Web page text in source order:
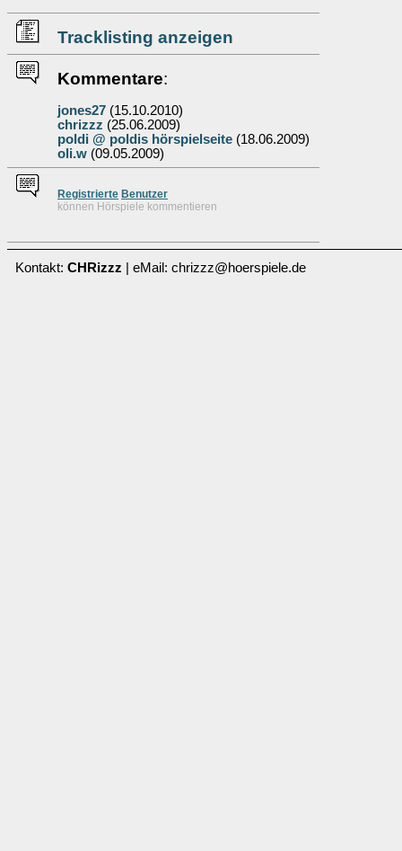
Tracklisting anzeigen
Kommentare:
jones27 (15.10.2010)
chrizzz (25.06.2009)
poldi @ poldis hörspielseite (18.06.2009)
oli.w (09.05.2009)
Registrierte Benutzer
können Hörspiele kommentieren
Kontakt: CHRizzz | eMail: chrizzz@hoerspiele.de